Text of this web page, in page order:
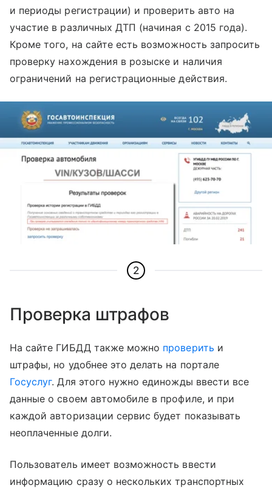
и периоды регистрации) и проверить авто на
участие в различных ДТП (начиная с 2015 года).
Кроме того, на сайте есть возможность запросить
проверку нахождения в розыске и наличия
ограничений на регистрационные действия.
2
Проверка штрафов
На сайте ГИБДД также можно проверить и
штрафы, но удобнее это делать на портале
Госуслуг. Для этого нужно единожды ввести все
данные о своем автомобиле в профиле, и при
каждой авторизации сервис будет показывать
неоплаченные долги.
Пользователь имеет возможность ввести
информацию сразу о нескольких транспортных